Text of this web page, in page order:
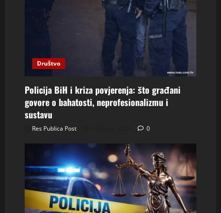
Društvo
Policija BiH i kriza povjerenja: što građani
govore o bahatosti, neprofesionalizmu i
sustavu
Res Publica Post 0